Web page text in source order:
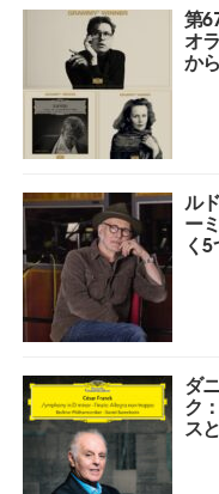
第
オ
か
ル
ー
く
ダ
ク
ス